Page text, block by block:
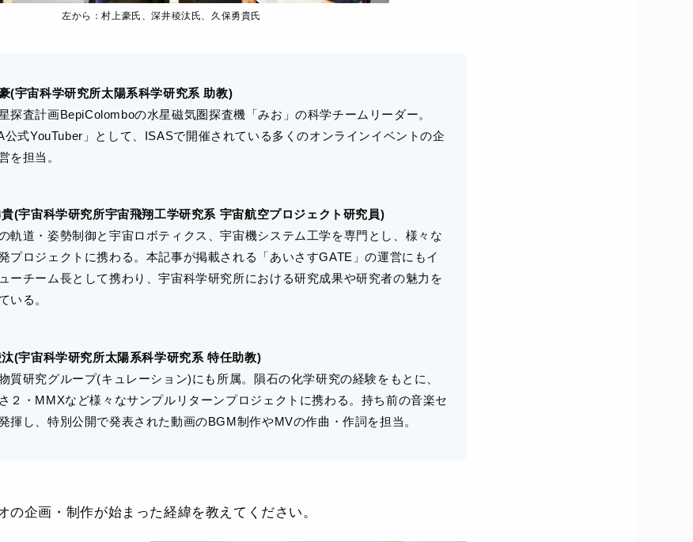
左から：村上豪氏、深井稜汰氏、久保勇貴氏
(宇宙科学研究所太陽系科学研究系 助教)
探査計画BepiColomboの水星磁気圏探査機「みお」の科学チームリーダー。
公式YouTuber」として、ISASで開催されている多くのオンラインイベントの企
を担当。
(宇宙科学研究所宇宙飛翔工学研究系 宇宙航空プロジェクト研究員)
軌道・姿勢制御と宇宙ロボティクス、宇宙機システム工学を専門とし、様々な
プロジェクトに携わる。本記事が掲載される「あいさすGATE」の運営にもイ
ーチーム長として携わり、宇宙科学研究所における研究成果や研究者の魅力を
いる。
(宇宙科学研究所太陽系科学研究系 特任助教)
質研究グループ(キュレーション)にも所属。隕石の化学研究の経験をもとに、
２・MMXなど様々なサンプルリターンプロジェクトに携わる。持ち前の音楽セ
揮し、特別公開で発表された動画のBGM制作やMVの作曲・作詞を担当。
の企画・制作が始まった経緯を教えてください。